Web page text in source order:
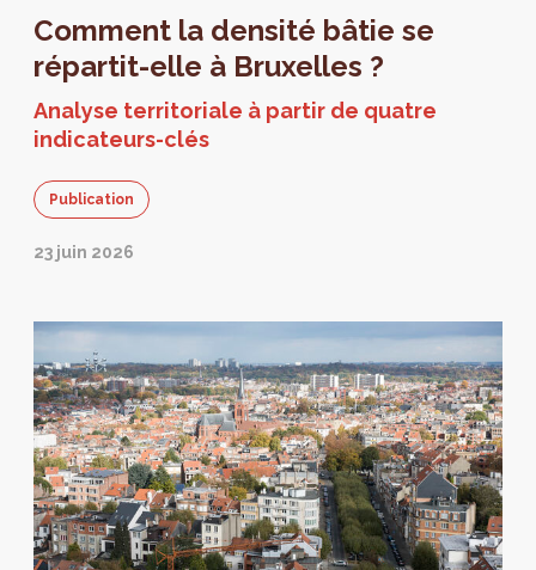
Comment la densité bâtie se
répartit-elle à Bruxelles ?
Analyse territoriale à partir de quatre
indicateurs-clés
Publication
23 juin 2026